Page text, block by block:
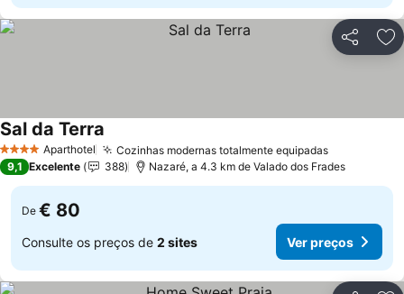
Partilhar
4 EstrelasAparthotel Cozinhas modernas totalmente equipadas
Sal da Terra
9,1 Excelente 388 Nazaré, a 4.3 km de Valado dos Frades
De € 80
Consulte os preços de 2 sites Ver preços